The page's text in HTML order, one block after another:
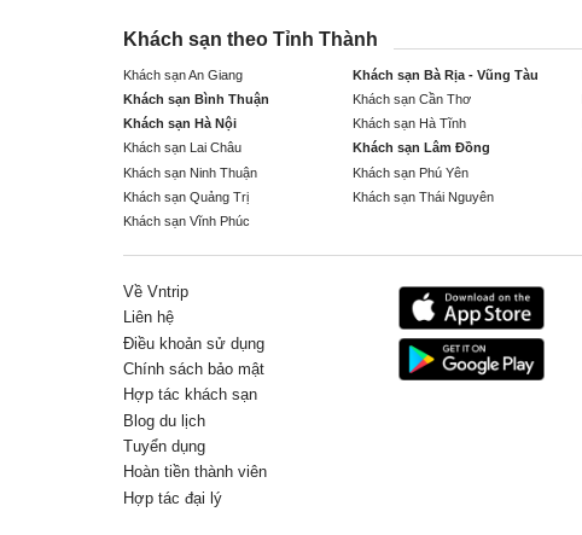
Khách sạn theo Tỉnh Thành
Khách sạn An Giang Khách sạn Bà Rịa - Vũng Tàu
Khách sạn Bình Thuận
Khách sạn Cần Thơ
Khách sạn Hà Nội
Khách sạn Hà Tĩnh
Khách sạn Lai Châu
Khách sạn Lâm Đồng
Khách sạn Ninh Thuận
Khách sạn Phú Yên
Khách sạn Quảng Trị
Khách sạn Thái Nguyên
Khách sạn Vĩnh Phúc
Về Vntrip
Liên hệ
Điều khoản sử dụng
Chính sách bảo mật
Hợp tác khách sạn
Blog du lịch
Tuyển dụng
Hoàn tiền thành viên
Hợp tác đại lý